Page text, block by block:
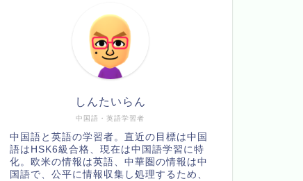
中国語・英語学習者
しんたいらん
中国語と英語の学習者。直近の目標は中国
語はHSK6級合格、現在は中国語学習に特
化。欧米の情報は英語、中華圏の情報は中
国語で、公平に情報収集し処理するため、